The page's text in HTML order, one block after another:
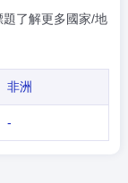
了解更多國家/地
非洲
-